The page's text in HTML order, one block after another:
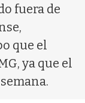
fuera de
que el
ya que el